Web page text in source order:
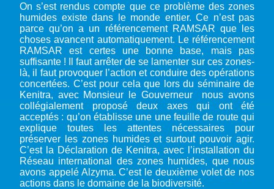
On s’est rendus compte que ce problème des zones
humides existe dans le monde entier. Ce n’est pas
parce qu’on a un référencement RAMSAR que les
choses avancent automatiquement. Le référencement
RAMSAR est certes une bonne base, mais pas
suffisante ! Il faut arrêter de se lamenter sur ces zones-
là, il faut provoquer l’action et conduire des opérations
concertées. C’est pour cela que lors du séminaire de
Kenitra, avec Monsieur le Gouverneur nous avons
collégialement proposé deux axes qui ont été
acceptés : qu’on établisse une une feuille de route qui
explique toutes les attentes nécessaires pour
préserver les zones humides et surtout pouvoir agir.
C’est la Déclaration de Kenitra, avec l’installation du
Réseau international des zones humides, que nous
avons appelé Alzyma. C’est le deuxième volet de nos
actions dans le domaine de la biodiversité.